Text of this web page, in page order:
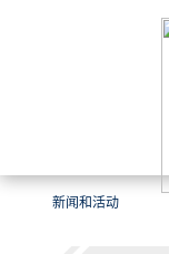
新闻和活动